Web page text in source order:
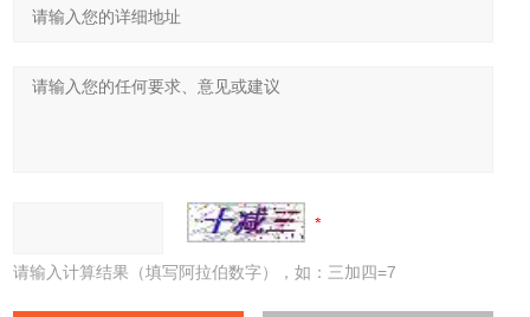
请输入计算结果（填写阿拉伯数字），如：三加四=7